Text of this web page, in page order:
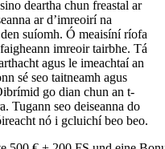
deartha chun freastal ar
ar d’imreoirí na
suíomh. Ó meaisíní ríofa
imreoir tairbhe. Tá
agus le imeachtaí an
sé seo taitneamh agus
go dian chun an t-
Tugann seo deiseanna do
nó i gcluichí beo beo.